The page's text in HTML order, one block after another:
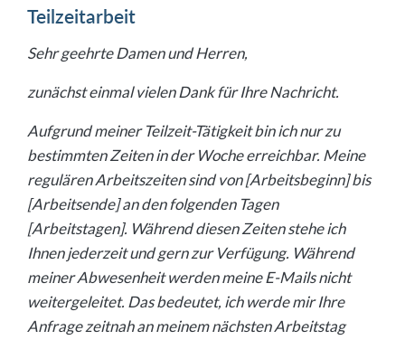
Teilzeitarbeit
Sehr geehrte Damen und Herren,
zunächst einmal vielen Dank für Ihre Nachricht.
Aufgrund meiner Teilzeit-Tätigkeit bin ich nur zu
bestimmten Zeiten in der Woche erreichbar. Meine
regulären Arbeitszeiten sind von [Arbeitsbeginn] bis
[Arbeitsende] an den folgenden Tagen
[Arbeitstagen]. Während diesen Zeiten stehe ich
Ihnen jederzeit und gern zur Verfügung. Während
meiner Abwesenheit werden meine E-Mails nicht
weitergeleitet. Das bedeutet, ich werde mir Ihre
Anfrage zeitnah an meinem nächsten Arbeitstag